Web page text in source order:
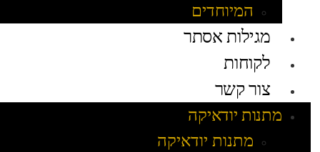
המיוחדים
מגילות אסתר
לקוחות
צור קשר
מתנות יודאיקה
מתנות יודאיקה